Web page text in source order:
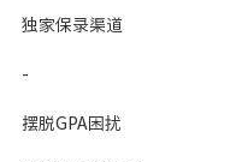
独家保录渠道
-
摆脱GPA困扰